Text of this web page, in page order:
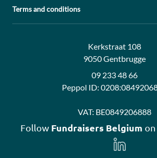
Terms and conditions
Contact:
Address:
Kerkstraat 108
9050 Gentbrugge
09 233 48 66
Peppol ID:
VAT: BE0849206888
Follow Fundraisers Belgium